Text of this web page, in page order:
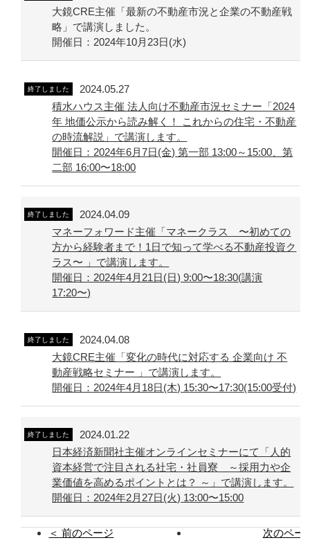
大鏡CRE主催「最新の不動産市況と企業の不動産戦
略」で講演しました。
開催日：2024年10月23日(水)
終了しました
2024.05.27
積水ハウス主催 法人向け不動産市況セミナー「2024
年 地価公示から読み解く！ これからの住宅・不動産
の時流解説」で講演します。
開催日：2024年6月7日(金) 第一部 13:00～15:00、第
二部 16:00〜18:00
終了しました
2024.04.09
マネーフォワード主催「マネークラス 〜初めての
方から経験者まで！1日で知って学べる不動産投資ク
ラス〜 」で講演します。
開催日：2024年4月21日(日) 9:00〜18:30(講演
17:20〜)
終了しました
2024.04.08
大鏡CRE主催「変化の時代に対応する 企業向け 不
動産戦略セミナー 」で講演します。
開催日：2024年4月18日(木) 15:30〜17:30(15:00受付)
終了しました
2024.01.22
日本経済新聞社主催オンラインセミナーにて「人的
資本経営で注目される社宅・社員寮 ～採用力や企
業価値を高めるポイントとは？ ～」で講演します。
開催日：2024年2月27日(火) 13:00〜15:00
＜ 前のページ 次のペー